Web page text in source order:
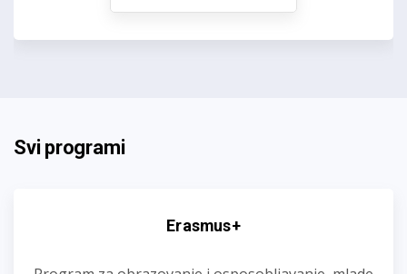
Svi programi
Erasmus+